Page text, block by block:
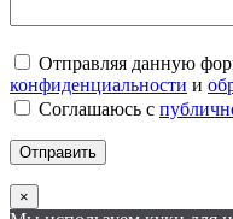
Отправляя данную
конфиденциальности и
Соглашаюсь с
×